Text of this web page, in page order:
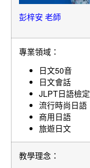
彭梓安 老師
專業領域：
日文50音
日文會話
JLPT日語檢定
流行時尚日語
商用日語
旅遊日文
教學理念：